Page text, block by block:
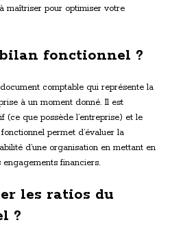
maîtriser pour optimiser votre
bilan fonctionnel ?
comptable qui représente la
à un moment donné. Il est
(ce que possède l’entreprise) et le
permet d’évaluer la
d’une organisation en mettant en
financiers.
les ratios du
?